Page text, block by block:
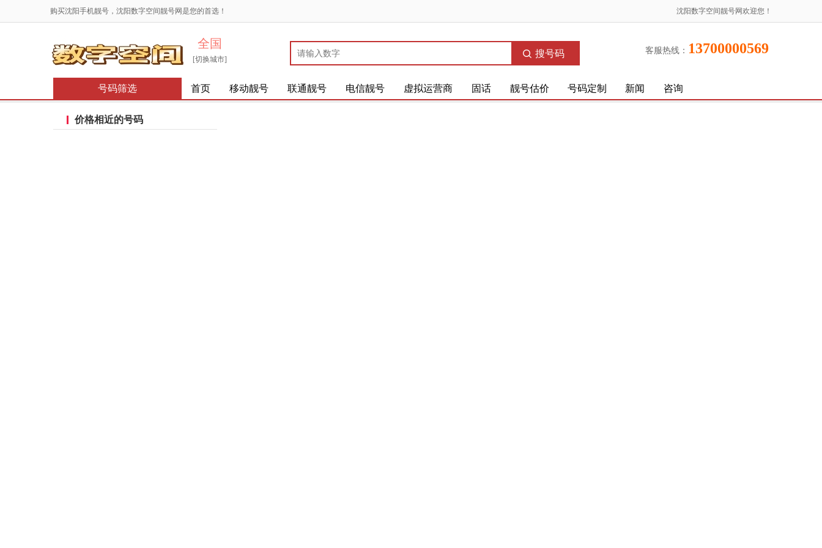
沈阳数字空间靓号网欢迎您！
购买沈阳手机靓号，沈阳数字空间靓号网是您的首选！
全国
[切换城市]
搜号码 客服热线： 13700000569
号码筛选 首页 移动靓号 联通靓号 电信靓号 虚拟运营商 固话 靓号估价 号码定制 新闻 咨询
价格相近的号码